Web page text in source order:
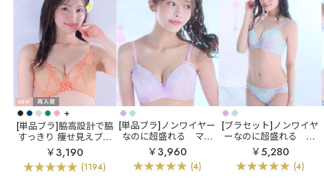
+
[単品ブラ]脇高設計で脇
すっきり 痩せ見えブラ
カシュクールレース
脇高ブラ(R) 単品ブラジ
ャー
￥3,190
(1194)
[単品ブラ]ノンワイヤー
なのに超盛れる
マー
メイド アクアレース ノ
ンワイヤー 超盛ブラ(R)
単品ブラジャー
￥3,960
(4)
[ブラセット]ノンワイヤ
ーなのに超盛れる
マ
ーメイド アクアレース
ノンワイヤー 超盛ブラ
(R) ブラジャー&ショー
￥5,280
(4)